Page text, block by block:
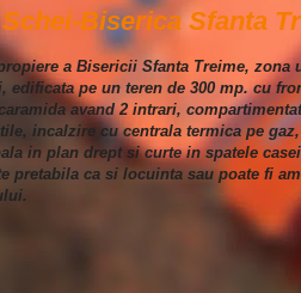
Biserica Sfanta
a Bisericii Sfanta Treime, zona
pe un teren de 300 mp. cu
avand 2 intrari,
incalzire cu centrala termica pe
in plan drept si curte in spatele
pretabila ca si locuinta sau poate fi